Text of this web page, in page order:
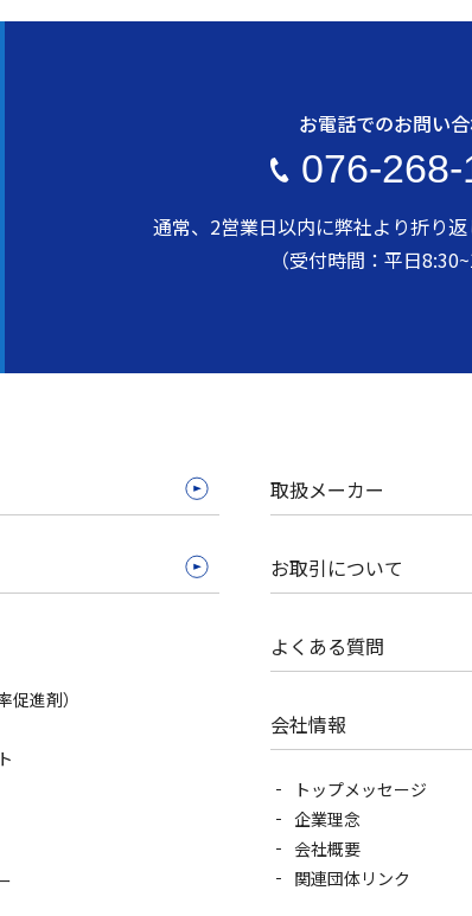
お電話でのお問い
076-
通常、2営業日以内に弊社より折り返
（受付時間：平日
促進剤）
取扱メーカー
お取引について
よくある質問
会社情報
トップメッセージ
企業理念
会社概要
関連団体リンク